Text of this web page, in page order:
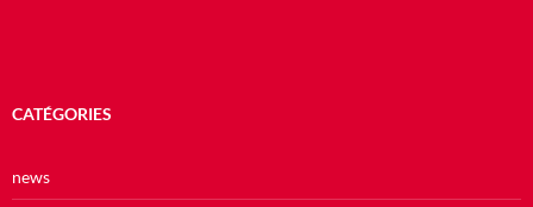
CATÉGORIES
news